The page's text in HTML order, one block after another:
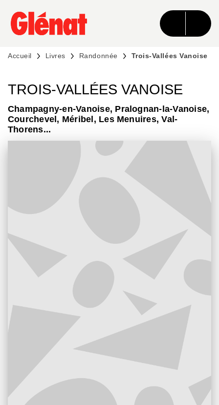
MENU RECHERCHE CONTENU
PIED DE PAGE
Accueil Livres Randonnée Trois-Vallées Vanoise
TROIS-VALLÉES VANOISE
Champagny-en-Vanoise, Pralognan-la-Vanoise,
Courchevel, Méribel, Les Menuires, Val-
Thorens...